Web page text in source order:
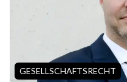
GESELLSCHAFTSRECHT